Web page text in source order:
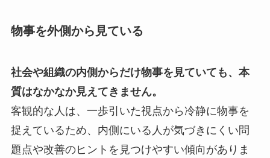
物事を外側から見ている
社会や組織の内側からだけ物事を見ていても、本
質はなかなか見えてきません。
客観的な人は、一歩引いた視点から冷静に物事を
捉えているため、内側にいる人が気づきにくい問
題点や改善のヒントを見つけやすい傾向がありま